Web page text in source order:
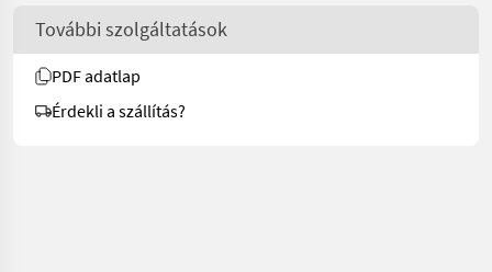
További szolgáltatások
PDF adatlap
Érdekli a szállítás?